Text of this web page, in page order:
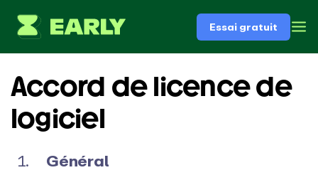
Essai gratuit
Accord de licence de
logiciel
Général